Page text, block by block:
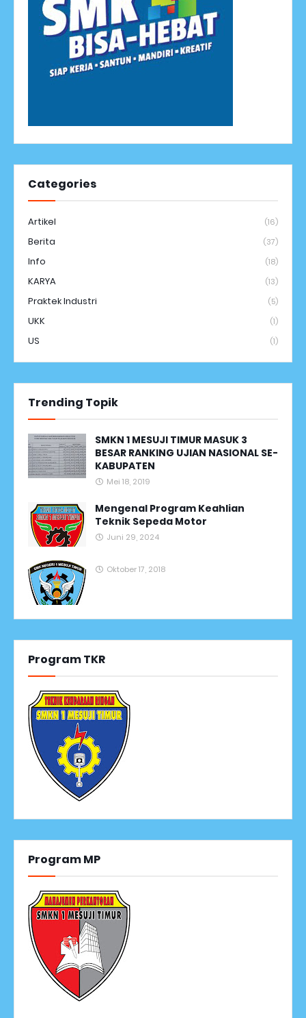
Categories
Artikel (16)
Berita (37)
Info (18)
KARYA (13)
Praktek Industri (5)
UKK (1)
US (1)
Trending Topik
SMKN 1 MESUJI TIMUR MASUK 3
BESAR RANKING UJIAN NASIONAL SE-
KABUPATEN
Mei 18, 2019
Mengenal Program Keahlian
Teknik Sepeda Motor
Juni 29, 2024
Oktober 17, 2018
Program TKR
Program MP